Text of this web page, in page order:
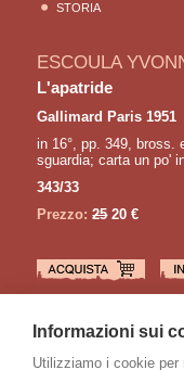
STORIA
ESCOULA
L'apatride
Gallimard Paris 1951
in 16°, pp. 349, bross.
sguardia; carta un po'
343/33
Prezzo: 2520 €
ANOUILH Jean
Eurydice
Informazioni sui
Utilizziamo i cookie